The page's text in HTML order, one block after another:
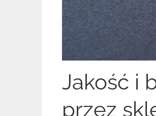
Jakość i
przez